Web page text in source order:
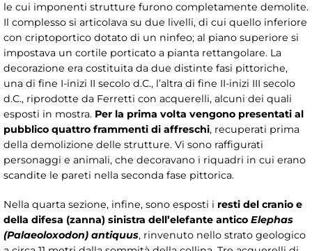
le cui imponenti strutture furono completamente demolite.
Il complesso si articolava su due livelli, di cui quello inferiore
con criptoportico dotato di un ninfeo; al piano superiore si
impostava un cortile porticato a pianta rettangolare. La
decorazione era costituita da due distinte fasi pittoriche,
una di fine I-inizi II secolo d.C., l’altra di fine II-inizi III secolo
d.C., riprodotte da Ferretti con acquerelli, alcuni dei quali
esposti in mostra. Per la prima volta vengono presentati al
pubblico quattro frammenti di affreschi, recuperati prima
della demolizione delle strutture. Vi sono raffigurati
personaggi e animali, che decoravano i riquadri in cui erano
scandite le pareti nella seconda fase pittorica.
Nella quarta sezione, infine, sono esposti i resti del cranio e
della difesa (zanna) sinistra dell’elefante antico Elephas
(Palaeoloxodon) antiquus, rinvenuto nello strato geologico